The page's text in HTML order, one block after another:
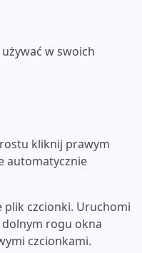
w swoich
kliknij prawym
automatycznie
plik czcionki. Uruchomi
rogu okna
czcionkami.